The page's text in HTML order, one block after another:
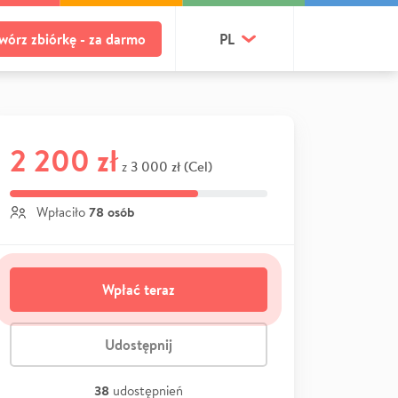
zbiórkę - za darmo PL
2 200 zł z 3 000 zł (Cel)
Wpłaciło 78 osób
Wpłać teraz
Udostępnij
38 udostępnień